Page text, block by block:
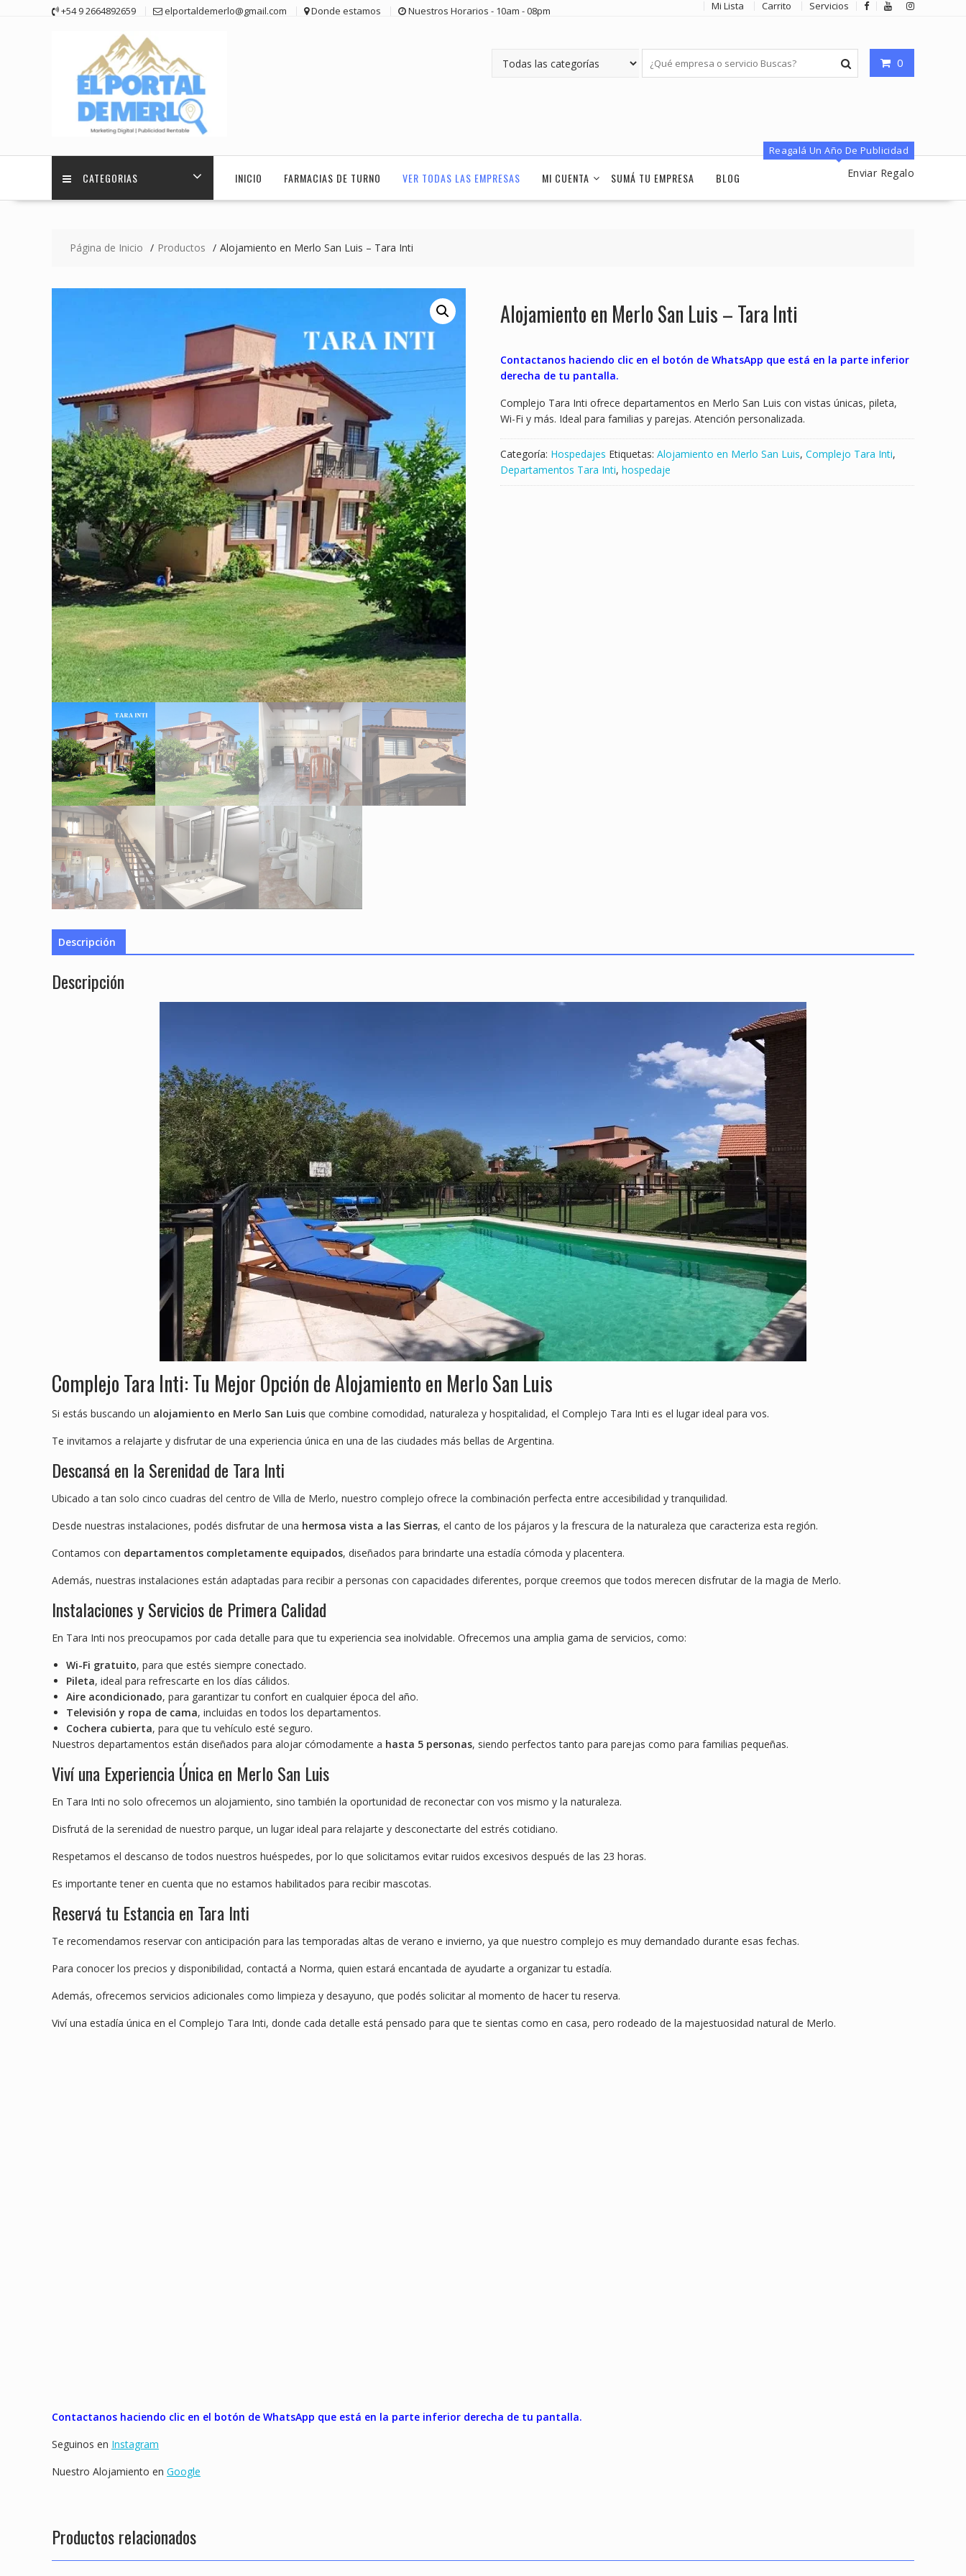
+54 9 2664892659 elportaldemerlo@gmail.com Donde estamos Nuestros Horarios - 10am - 08pm Mi Lista Carrito Servicios
0
CATEGORIAS INICIO FARMACIAS DE TURNO VER TODAS LAS EMPRESAS MI CUENTA SUMÁ TU EMPRESA BLOG
Reagalá Un Año De Publicidad
Enviar Regalo
Página de Inicio Productos Alojamiento en Merlo San Luis – Tara Inti
Alojamiento en Merlo San Luis – Tara Inti
Contactanos haciendo clic en el botón de WhatsApp que está en la parte inferior
derecha de tu pantalla.
Complejo Tara Inti ofrece departamentos en Merlo San Luis con vistas únicas, pileta,
Wi-Fi y más. Ideal para familias y parejas. Atención personalizada.
Categoría: Hospedajes Etiquetas: Alojamiento en Merlo San Luis, Complejo Tara Inti,
Departamentos Tara Inti, hospedaje
Descripción
Descripción
Complejo Tara Inti: Tu Mejor Opción de Alojamiento en Merlo San Luis
Si estás buscando un alojamiento en Merlo San Luis que combine comodidad, naturaleza y hospitalidad, el Complejo Tara Inti es el lugar ideal para vos.
Te invitamos a relajarte y disfrutar de una experiencia única en una de las ciudades más bellas de Argentina.
Descansá en la Serenidad de Tara Inti
Ubicado a tan solo cinco cuadras del centro de Villa de Merlo, nuestro complejo ofrece la combinación perfecta entre accesibilidad y tranquilidad.
Desde nuestras instalaciones, podés disfrutar de una hermosa vista a las Sierras, el canto de los pájaros y la frescura de la naturaleza que caracteriza esta región.
Contamos con departamentos completamente equipados, diseñados para brindarte una estadía cómoda y placentera.
Además, nuestras instalaciones están adaptadas para recibir a personas con capacidades diferentes, porque creemos que todos merecen disfrutar de la magia de Merlo.
Instalaciones y Servicios de Primera Calidad
En Tara Inti nos preocupamos por cada detalle para que tu experiencia sea inolvidable. Ofrecemos una amplia gama de servicios, como:
Wi-Fi gratuito, para que estés siempre conectado.
Pileta, ideal para refrescarte en los días cálidos.
Aire acondicionado, para garantizar tu confort en cualquier época del año.
Televisión y ropa de cama, incluidas en todos los departamentos.
Cochera cubierta, para que tu vehículo esté seguro.
Nuestros departamentos están diseñados para alojar cómodamente a hasta 5 personas, siendo perfectos tanto para parejas como para familias pequeñas.
Viví una Experiencia Única en Merlo San Luis
En Tara Inti no solo ofrecemos un alojamiento, sino también la oportunidad de reconectar con vos mismo y la naturaleza.
Disfrutá de la serenidad de nuestro parque, un lugar ideal para relajarte y desconectarte del estrés cotidiano.
Respetamos el descanso de todos nuestros huéspedes, por lo que solicitamos evitar ruidos excesivos después de las 23 horas.
Es importante tener en cuenta que no estamos habilitados para recibir mascotas.
Reservá tu Estancia en Tara Inti
Te recomendamos reservar con anticipación para las temporadas altas de verano e invierno, ya que nuestro complejo es muy demandado durante esas fechas.
Para conocer los precios y disponibilidad, contactá a Norma, quien estará encantada de ayudarte a organizar tu estadía.
Además, ofrecemos servicios adicionales como limpieza y desayuno, que podés solicitar al momento de hacer tu reserva.
Viví una estadía única en el Complejo Tara Inti, donde cada detalle está pensado para que te sientas como en casa, pero rodeado de la majestuosidad natural de Merlo.
Contactanos haciendo clic en el botón de WhatsApp que está en la parte inferior derecha de tu pantalla.
Seguinos en Instagram
Nuestro Alojamiento en Google
Productos relacionados